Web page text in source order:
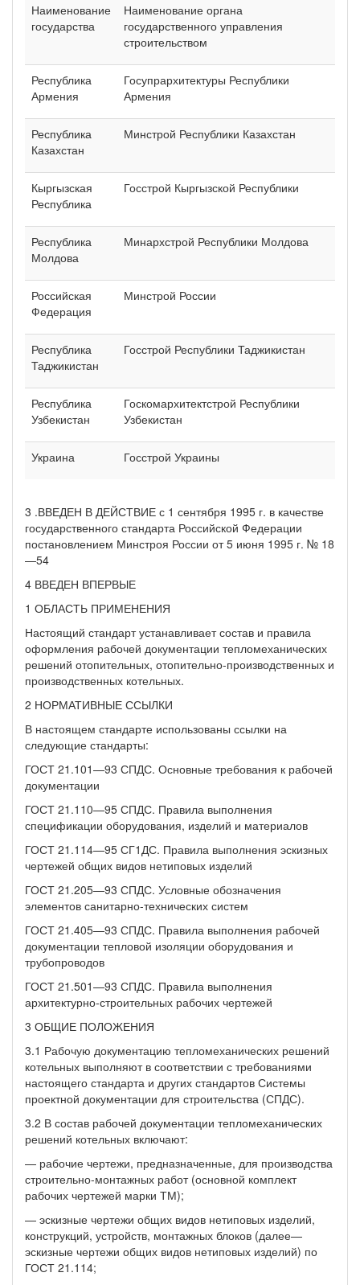
Наименование
государства
Наименование органа
государственного управления
строительством
Республика
Армения
Госупрархитектуры Республики
Армения
Республика
Казахстан
Минстрой Республики Казахстан
Кыргызская
Республика
Госстрой Кыргызской Республики
Республика
Молдова
Минархстрой Республики Молдова
Российская
Федерация
Минстрой России
Республика
Таджикистан
Госстрой Республики Таджикистан
Республика
Узбекистан
Госкомархитектстрой Республики
Узбекистан
Украина Госстрой Украины
3 .ВВЕДЕН В ДЕЙСТВИЕ с 1 сентября 1995 г. в качестве
государственного стандарта Российской Федерации
постановлением Минстроя России от 5 июня 1995 г. № 18
—54
4 ВВЕДЕН ВПЕРВЫЕ
1 ОБЛАСТЬ ПРИМЕНЕНИЯ
Настоящий стандарт устанавливает состав и правила
оформления рабочей документации тепломеханических
решений отопительных, отопительно-производственных и
производственных котельных.
2 НОРМАТИВНЫЕ ССЫЛКИ
В настоящем стандарте использованы ссылки на
следующие стандарты:
ГОСТ 21.101—93 СПДС. Основные требования к рабочей
документации
ГОСТ 21.110—95 СПДС. Правила выполнения
спецификации оборудования, изделий и материалов
ГОСТ 21.114—95 СГ1ДС. Правила выполнения эскизных
чертежей общих видов нетиповых изделий
ГОСТ 21.205—93 СПДС. Условные обозначения
элементов санитарно-технических систем
ГОСТ 21.405—93 СПДС. Правила выполнения рабочей
документации тепловой изоляции оборудования и
трубопроводов
ГОСТ 21.501—93 СПДС. Правила выполнения
архитектурно-строительных рабочих чертежей
3 ОБЩИЕ ПОЛОЖЕНИЯ
3.1 Рабочую документацию тепломеханических решений
котельных выполняют в соответствии с требованиями
настоящего стандарта и других стандартов Системы
проектной документации для строительства (СПДС).
3.2 В состав рабочей документации тепломеханических
решений котельных включают:
— рабочие чертежи, предназначенные, для производства
строительно-монтажных работ (основной комплект
рабочих чертежей марки ТМ);
— эскизные чертежи общих видов нетиповых изделий,
конструкций, устройств, монтажных блоков (далее—
эскизные чертежи общих видов нетиповых изделий) по
ГОСТ 21.114;